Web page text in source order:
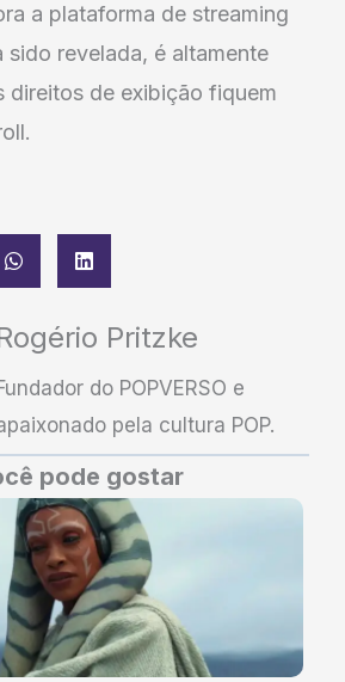
a plataforma de streaming
sido revelada, é altamente
direitos de exibição fiquem
Pritzke
do POPVERSO e
pela cultura POP.
pode gostar